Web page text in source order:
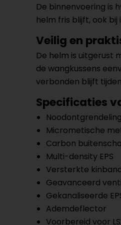
De binnenvoering is
helm fris blijft, ook
Veilig en
De helm is uitgerust
de wangkussens
verbonden blijft
Specificaties
Micrometische
Carbon
Multi-density EPS
Versterkte
Geavanceerd
Gekanaliseerde
Ademdeflector
Voorbereid voor